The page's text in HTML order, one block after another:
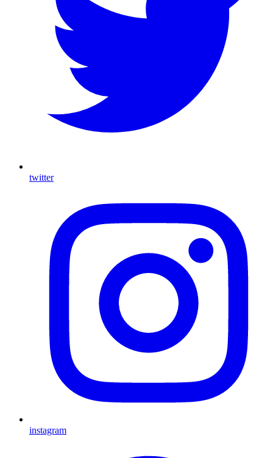
twitter
instagram